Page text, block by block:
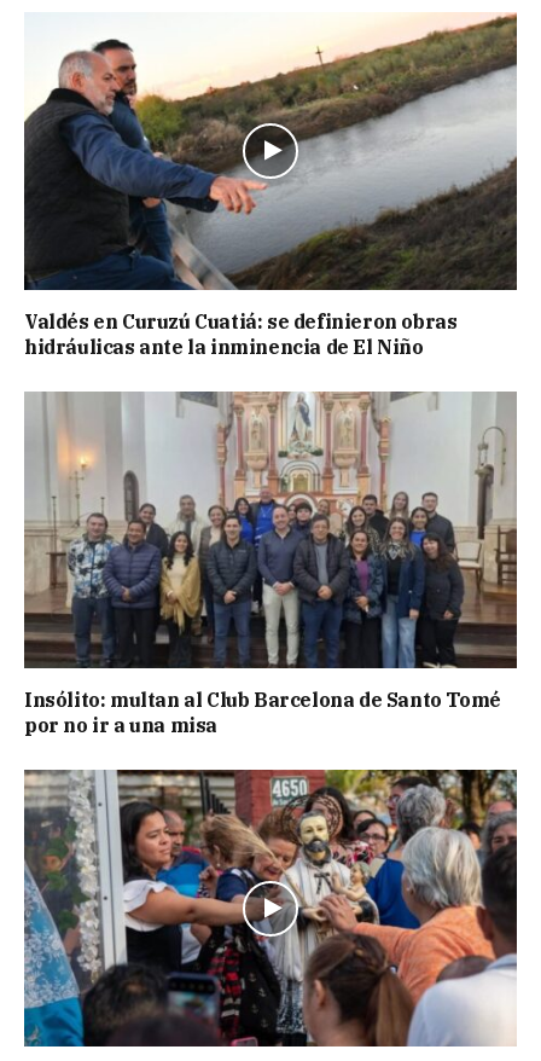
Valdés en Curuzú Cuatiá: se definieron obras
hidráulicas ante la inminencia de El Niño
Insólito: multan al Club Barcelona de Santo Tomé
por no ir a una misa